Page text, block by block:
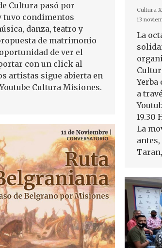
Cultura pasó por
tuvo condimentos
danza, teatro y
de matrimonio
de ver el
con un click al
artistas sigue abierta en
Cultura Misiones.
Cultura
13
La
Yerba
a
19.30
La